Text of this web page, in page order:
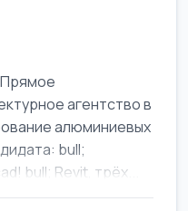
агентство в
алюминиевых
bull;
bull; Revit, трёх...